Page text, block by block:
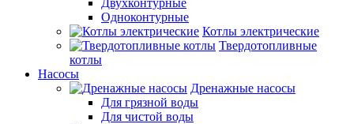
Двухконтурные
Одноконтурные
Котлы электрические
Твердотопливные
котлы
Насосы
Дренажные насосы
Для грязной воды
Для чистой воды